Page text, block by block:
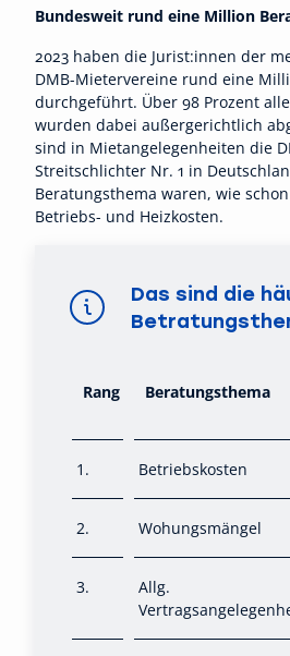
Bundesweit rund eine Million
2023 haben die Jurist:innen der
DMB-Mietervereine rund eine
durchgeführt. Über 98 Prozent
wurden dabei außergerichtlich
sind in Mietangelegenheiten die
Streitschlichter Nr. 1 in
Beratungsthema waren, wie
Betriebs- und Heizkosten.
Das sind die
Rang Beratungsthema
1. Betriebskosten
2. Wohungsmängel
3.
Allg.